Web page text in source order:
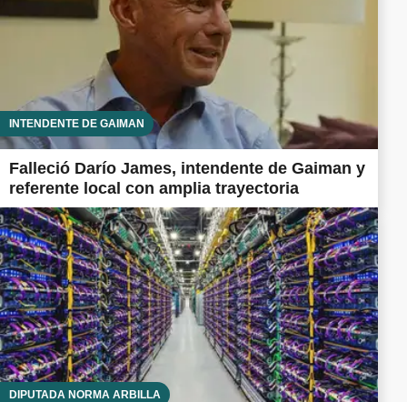
INTENDENTE DE GAIMAN
Falleció Darío James, intendente de Gaiman y
referente local con amplia trayectoria
DIPUTADA NORMA ARBILLA